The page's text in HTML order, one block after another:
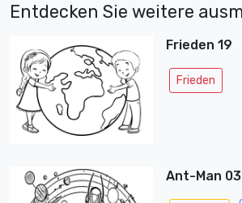
Entdecken Sie weitere
Frieden 19
Frieden
Ant-Man 03